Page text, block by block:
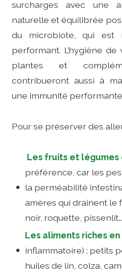
surcharges avec une
naturelle et équilibrée
du microbiote, qui est
performant. L’hygiène
plantes et
contribueront aussi à
une immunité
Pour se préserver des
Les fruits et légumes
préférence, car les
la perméabilité
amères qui drainent le
noir, roquette, pissenlit…
Les aliments riches en
inflammatoire) : petits
huiles de lin, colza,